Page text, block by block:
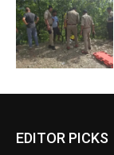
EDITOR PICKS